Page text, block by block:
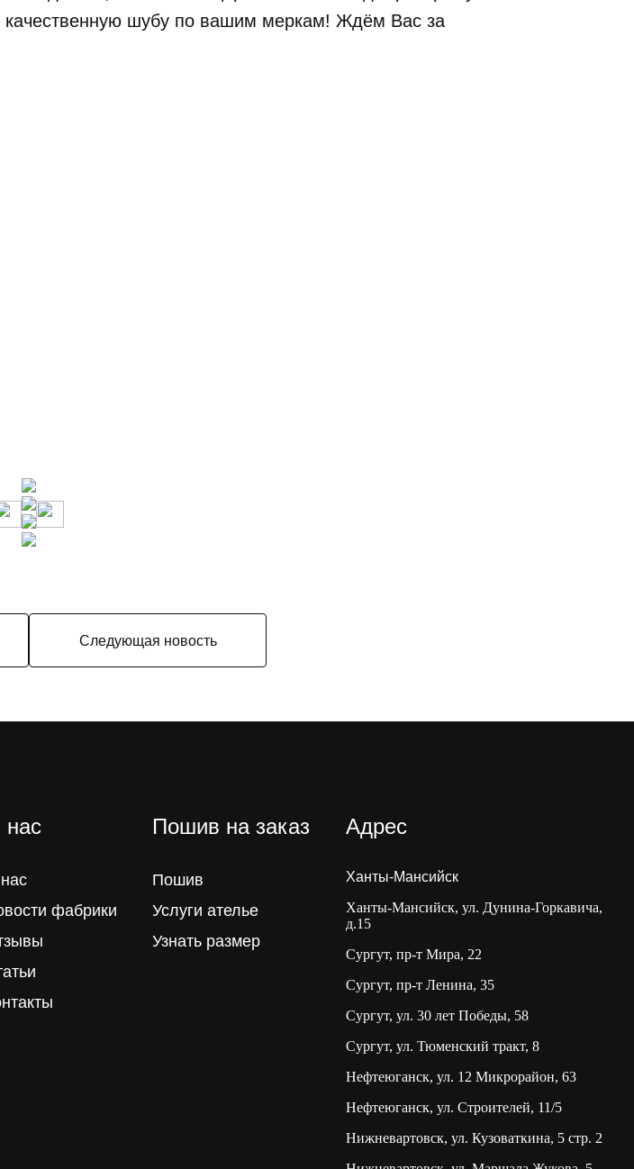
шубу по вашим меркам! Ждём Вас за
Следующая новость
фабрики
Пошив на заказ
Пошив
Услуги ателье
Узнать размер
Адрес
Ханты-Мансийск
Ханты-Мансийск, ул. Дунина-Горкавича,
д.15
Сургут, пр-т Мира, 22
Сургут, пр-т Ленина, 35
Сургут, ул. 30 лет Победы, 58
Сургут, ул. Тюменский тракт, 8
Нефтеюганск, ул. 12 Микрорайон, 63
Нефтеюганск, ул. Строителей, 11/5
Нижневартовск, ул. Кузоваткина, 5 стр. 2